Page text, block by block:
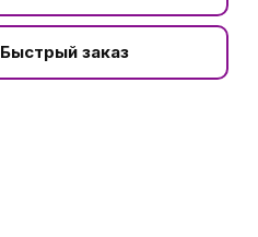
Быстрый заказ